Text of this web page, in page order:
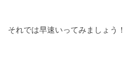
それでは早速いってみましょう！